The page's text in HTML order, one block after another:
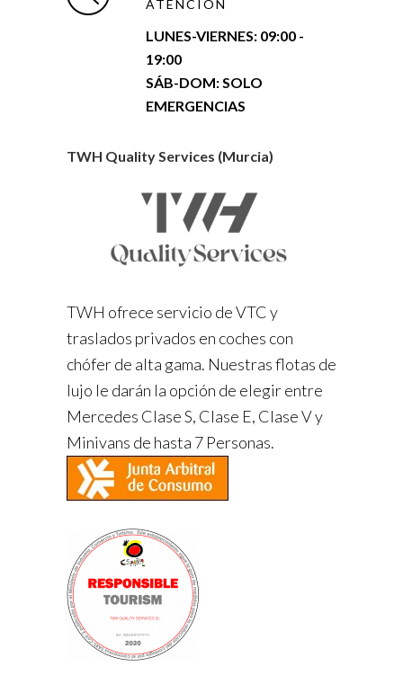
ATENCIÓN
LUNES-VIERNES: 09:00 -
19:00
SÁB-DOM: SOLO
EMERGENCIAS
TWH Quality Services (Murcia)
TWH ofrece servicio de VTC y
traslados privados en coches con
chófer de alta gama. Nuestras flotas de
lujo le darán la opción de elegir entre
Mercedes Clase S, Clase E, Clase V y
Minivans de hasta 7 Personas.